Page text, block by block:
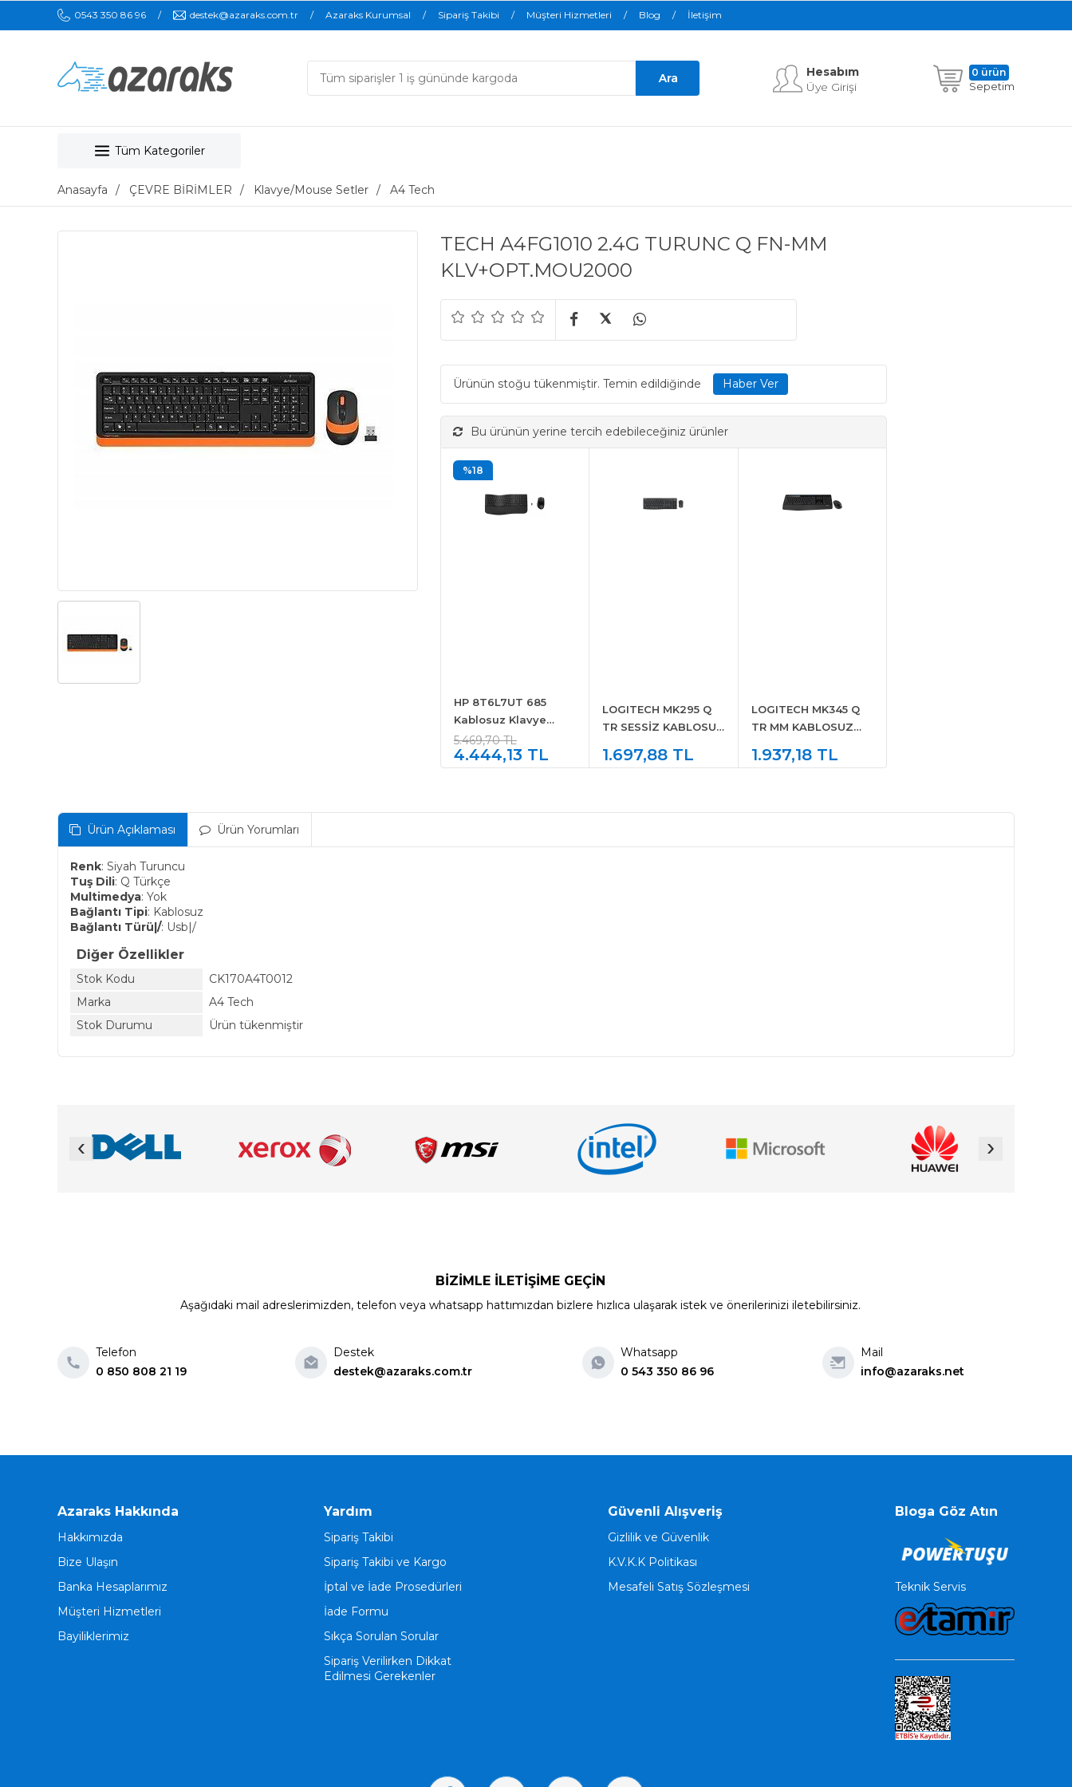
0543 350 86 96 destek@azaraks.com.tr Azaraks Kurumsal Sipariş Takibi Müşteri Hizmetleri Blog İletişim
Hesabım
Üye Girişi
Sepetim
0 ürün
Tüm Kategoriler
Anasayfa ÇEVRE BİRİMLER Klavye/Mouse Setler A4 Tech
TECH A4FG1010 2.4G TURUNC Q FN-MM
KLV+OPT.MOU2000
Ürünün stoğu tükenmiştir. Temin edildiğinde
Bu ürünün yerine tercih edebileceğiniz ürünler
HP 8T6L7UT 685
Kablosuz Klavye
Mouse Set - Türkçe
5.469,70 TL
4.444,13 TL
%18
LOGITECH MK295 Q
TR SESSİZ KABLOSUZ
SİYAH 920-009804
1.697,88 TL
LOGITECH MK345 Q
TR MM KABLOSUZ
SİYAH 920-006514
1.937,18 TL
Ürün Açıklaması Ürün Yorumları
Renk: Siyah Turuncu
Tuş Dili: Q Türkçe
Multimedya: Yok
Bağlantı Tipi: Kablosuz
Bağlantı Türü|/: Usb|/
Diğer Özellikler
Stok Kodu
CK170A4T0012
Marka
A4 Tech
Stok Durumu
Ürün tükenmiştir
‹ ›
BİZİMLE İLETİŞİME GEÇİN
Aşağıdaki mail adreslerimizden, telefon veya whatsapp hattımızdan bizlere hızlıca ulaşarak istek ve önerilerinizi iletebilirsiniz.
Telefon
0 850 808 21 19
Destek
destek@azaraks.com.tr
Whatsapp
0 543 350 86 96
Mail
info@azaraks.net
Azaraks Hakkında
Hakkımızda
Bize Ulaşın
Banka Hesaplarımız
Müşteri Hizmetleri
Bayiliklerimiz
Yardım
Sipariş Takibi
Sipariş Takibi ve Kargo
İptal ve İade Prosedürleri
İade Formu
Sıkça Sorulan Sorular
Sipariş Verilirken Dikkat
Edilmesi Gerekenler
Güvenli Alışveriş
Gizlilik ve Güvenlik
K.V.K.K Politikası
Mesafeli Satış Sözleşmesi
Bloga Göz Atın
Teknik Servis